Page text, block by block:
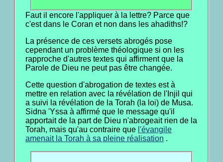
Faut il encore l'appliquer à la lettre? Parce que
c'est dans le Coran et non dans les ahadiths!?
La présence de ces versets abrogés pose
cependant un problème théologique si on les
rapproche d'autres textes qui affirment que la
Parole de Dieu ne peut pas être changée.
Cette question d'abrogation de textes est à
mettre en relation avec la révélation de l'Injil qui
a suivi la révélation de la Torah (la loi) de Musa.
Sidna 'Yssa à affirmé que le message qu'il
apportait de la part de Dieu n'abrogeait rien de la
Torah, mais qu'au contraire que l'évangile
amenait la Torah à sa pleine réalisation .